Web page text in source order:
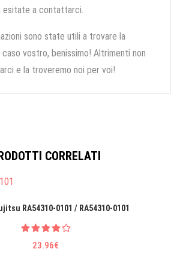
esitate a contattarci.
sono state utili a trovare la
vostro, benissimo! Altrimenti non
e la troveremo noi per voi!
CORRELATI
RA54310-0101 / RA54310-0101
23.96€